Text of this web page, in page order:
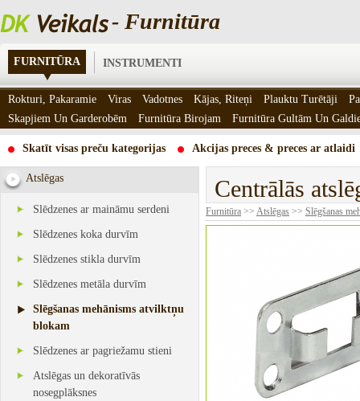
- Furnitūra
FURNITŪRA INSTRUMENTI
Skatīt visas preču kategorijas Akcijas preces & preces ar atlaidi
Atslēgas
Slēdzenes ar maināmu serdeni
Slēdzenes koka durvīm
Slēdzenes stikla durvīm
Slēdzenes metāla durvīm
Slēgšanas mehānisms atvilktņu
blokam
Slēdzenes ar pagriežamu stieni
Atslēgas un dekoratīvās
nosegplāksnes
Centrālās
Furnitūra >> Atslēgas >> Slēgšanas
Rokturi, Pakaramie Viras Vadotnes Kājas, Riteņi Plauktu Turētāji
Skapjiem Un Garderobēm
Furnitūra Birojam Furnitūra Gultām Un